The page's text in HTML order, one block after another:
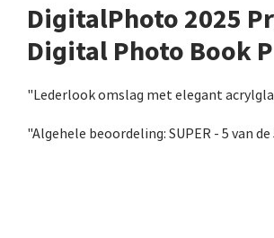
DigitalPhoto 2025
Digital Photo Book
"Lederlook omslag met elegant
"Algehele beoordeling: SUPER - 5 van